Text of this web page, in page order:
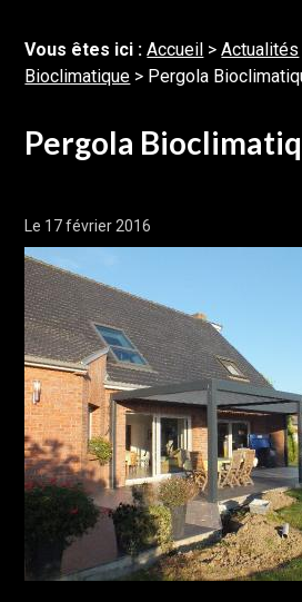
Vous êtes ici : Accueil >Actualités
Bioclimatique > Pergola
Pergola
Le 17 février 2016